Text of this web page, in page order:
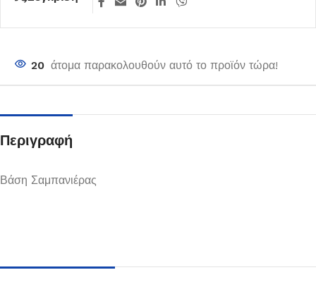
20 άτομα παρακολουθούν αυτό το προϊόν τώρα!
Περιγραφή
Βάση Σαμπανιέρας